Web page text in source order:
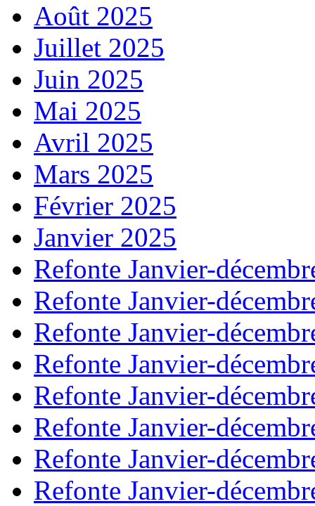
Août 2025
Juillet 2025
Juin 2025
Mai 2025
Avril 2025
Mars 2025
Février 2025
Janvier 2025
Refonte Janvier-
Refonte Janvier-
Refonte Janvier-
Refonte Janvier-
Refonte Janvier-
Refonte Janvier-
Refonte Janvier-
Refonte Janvier-